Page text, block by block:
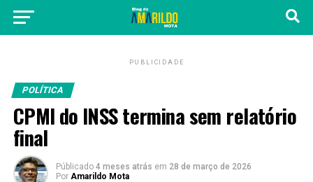
PUBLICIDADE
POLÍTICA
CPMI do INSS termina sem relatório
final
Públicado 4 meses atrás em 28 de março de 2026
Por Amarildo Mota